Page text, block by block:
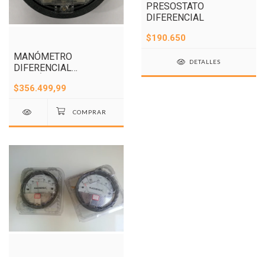
MANÓMETRO
DIFERENCIAL
$356.499,99
PRESOSTATO
DIFERENCIAL
$190.650
DETALLES